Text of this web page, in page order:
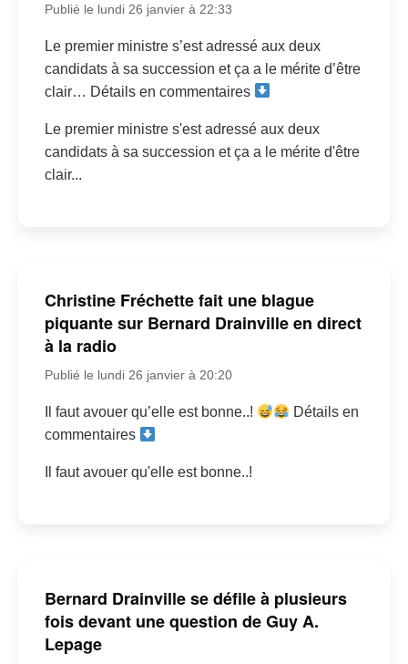
Publié le lundi 26 janvier à 22:33
Le premier ministre s’est adressé aux deux
candidats à sa succession et ça a le mérite d’être
clair… Détails en commentaires
Le premier ministre s'est adressé aux deux
candidats à sa succession et ça a le mérite d'être
clair...
Christine Fréchette fait une blague
piquante sur Bernard Drainville en direct
à la radio
Publié le lundi 26 janvier à 20:20
Il faut avouer qu’elle est bonne..!
Détails en
commentaires
Il faut avouer qu'elle est bonne..!
Bernard Drainville se défile à plusieurs
fois devant une question de Guy A.
Lepage